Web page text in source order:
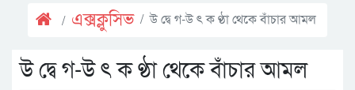
এক্সক্লুসিভ উ দ্বে গ-উ ৎ ক ণ্ঠা থেকে বাঁচার আমল
উ দ্বে গ-উ ৎ ক ণ্ঠা থেকে বাঁচার আমল